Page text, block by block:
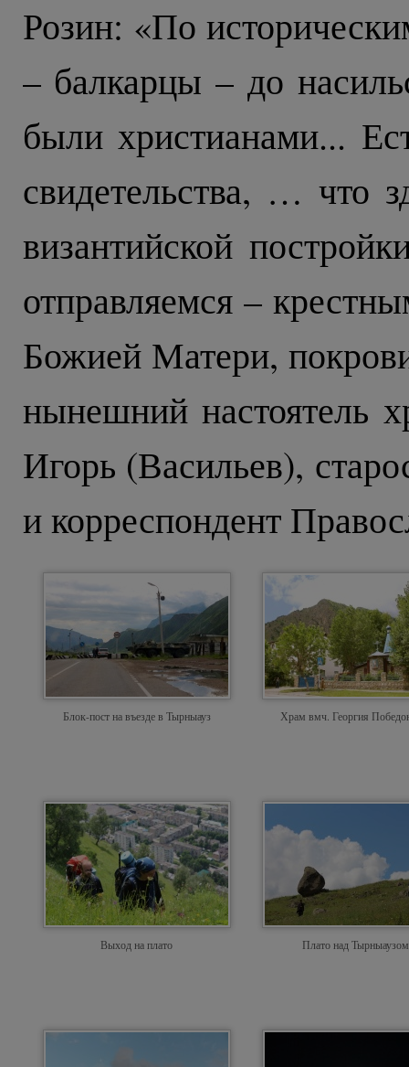
Розин: «По
– балкарцы – до
были христианами...
свидетельства, … что
византийской
отправляемся –
Божией Матери,
нынешний настоятель
Игорь (Васильев),
и корреспондент
Блок-пост на въезде в Тырныауз Храм вмч. Георгия
Выход на плато Плато над Тырныаузом